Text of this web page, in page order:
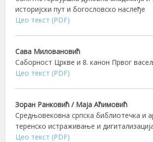
историјски пут и богословско наслеђе
Цео текст (PDF)
Сава Миловановић
Саборност Цркве и 8. канон Првог
Цео текст (PDF)
Зоран Ранковић / Маја Аћимовић
Средњовековна српска библиотечка и
теренско истраживање и
Цео текст (PDF)